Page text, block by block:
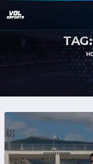
NEXT EVENT — REGISTER
eKypello Elladas
EAFC27
TOURNAMENTS
e
NEWS